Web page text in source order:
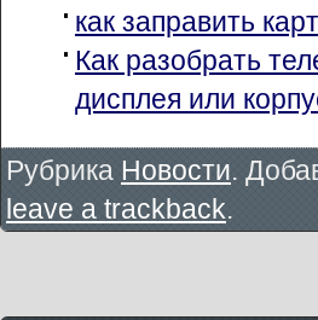
как заправить
Как разобрать
дисплея или
Рубрика Новости.
leave a trackback.